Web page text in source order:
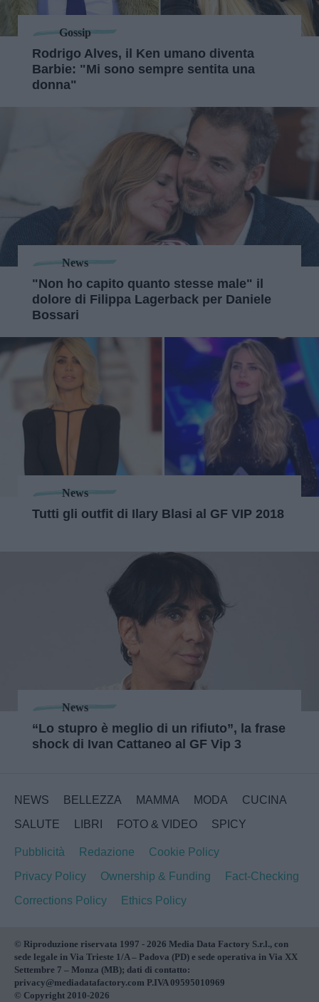
Gossip
Rodrigo Alves, il Ken umano diventa
Barbie: "Mi sono sempre sentita una
donna"
News
"Non ho capito quanto stesse male" il
dolore di Filippa Lagerback per Daniele
Bossari
News
Tutti gli outfit di Ilary Blasi al GF VIP 2018
News
“Lo stupro è meglio di un rifiuto”, la frase
shock di Ivan Cattaneo al GF Vip 3
NEWS BELLEZZA MAMMA MODA
CUCINA
SALUTE
LIBRI FOTO & VIDEO SPICY
Pubblicità Redazione
Cookie Policy
Privacy Policy
Ownership & Funding
Fact-Checking
Corrections Policy
Ethics Policy
© Riproduzione riservata 1997 - 2026 Media Data Factory S.r.l., con
sede legale in Via Trieste 1/A – Padova (PD) e sede operativa in Via XX
Settembre 7 – Monza (MB); dati di contatto:
privacy@mediadatafactory.com P.IVA 09595010969
© Copyright 2010-2026